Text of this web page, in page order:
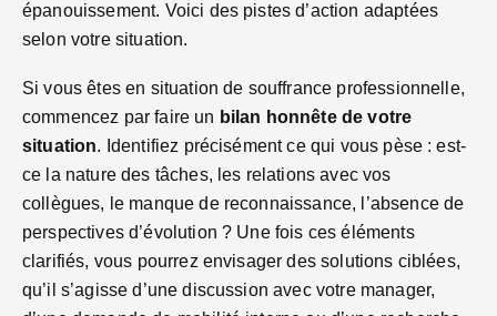
épanouissement. Voici des pistes d’action adaptées
selon votre situation.
Si vous êtes en situation de souffrance professionnelle,
commencez par faire un bilan honnête de votre
situation. Identifiez précisément ce qui vous pèse : est-
ce la nature des tâches, les relations avec vos
collègues, le manque de reconnaissance, l’absence de
perspectives d’évolution ? Une fois ces éléments
clarifiés, vous pourrez envisager des solutions ciblées,
qu’il s’agisse d’une discussion avec votre manager,